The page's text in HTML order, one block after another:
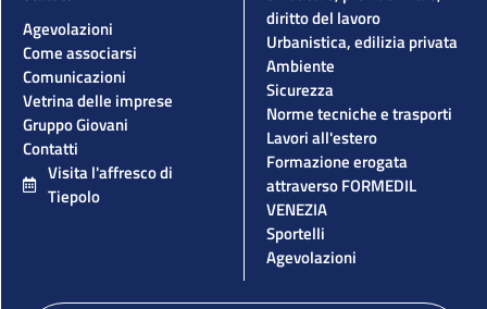
Agevolazioni
Come associarsi
Comunicazioni
Vetrina delle imprese
Gruppo Giovani
Contatti
Visita l'affresco di
Tiepolo
diritto del lavoro
Urbanistica, edilizia privata
Ambiente
Sicurezza
Norme tecniche e trasporti
Lavori all'estero
Formazione erogata
attraverso FORMEDIL
VENEZIA
Sportelli
Agevolazioni